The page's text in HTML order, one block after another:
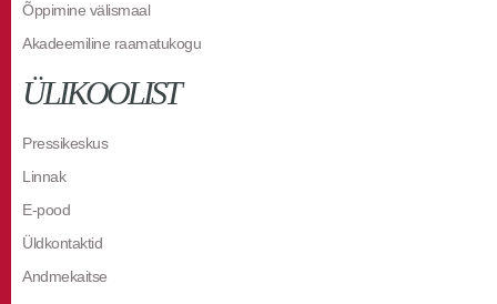
Õppimine välismaal
Akadeemiline raamatukogu
ÜLIKOOLIST
Pressikeskus
Linnak
E-pood
Üldkontaktid
Andmekaitse